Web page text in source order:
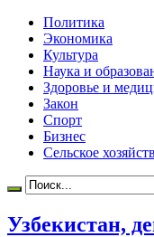
Политика
Экономика
Культура
Наука и
Здоровье и
Закон
Спорт
Бизнес
Сельское
Узбекистан,